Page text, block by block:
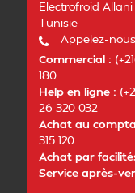
Electrofroid Allani
Tunisie
Appelez-
Commercial :
180
Help en ligne :
26 320 032
Achat au
315 120
Achat par
Service après-